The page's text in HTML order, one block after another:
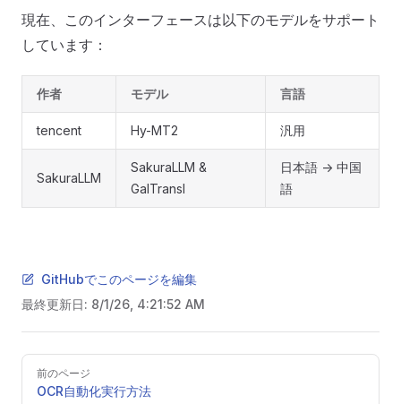
現在、このインターフェースは以下のモデルをサポート
しています：
作者 モデル 言語
tencent Hy-MT2 汎用
SakuraLLM
SakuraLLM &
GalTransl
日本語 -> 中国
語
GitHubでこのページを編集
最終更新日: 8/1/26, 4:21:52 AM
Pager
前のページ
OCR自動化実行方法